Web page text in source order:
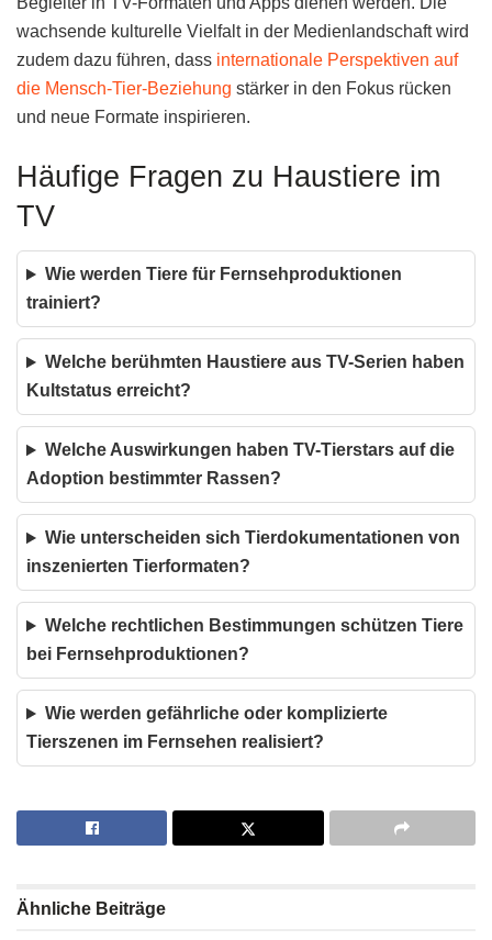
wachsende kulturelle Vielfalt in der Medienlandschaft wird
zudem dazu führen, dass internationale Perspektiven auf
die Mensch-Tier-Beziehung stärker in den Fokus rücken
und neue Formate inspirieren.
Häufige Fragen zu Haustiere im
TV
Wie werden Tiere für Fernsehproduktionen
trainiert?
Welche berühmten Haustiere aus TV-Serien haben
Kultstatus erreicht?
Welche Auswirkungen haben TV-Tierstars auf die
Adoption bestimmter Rassen?
Wie unterscheiden sich Tierdokumentationen von
inszenierten Tierformaten?
Welche rechtlichen Bestimmungen schützen Tiere
bei Fernsehproduktionen?
Wie werden gefährliche oder komplizierte
Tierszenen im Fernsehen realisiert?
Ähnliche Beiträge